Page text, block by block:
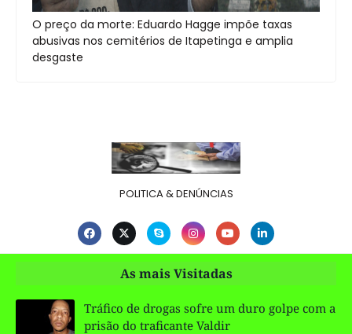
O preço da morte: Eduardo Hagge impõe taxas
abusivas nos cemitérios de Itapetinga e amplia
desgaste
POLITICA & DENÚNCIAS
As mais Visitadas
Tráfico de drogas sofre um duro golpe com a
prisão do traficante Valdir